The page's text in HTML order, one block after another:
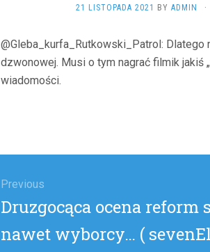
21 LISTOPADA 2021 BY ADMIN ·
@Gleba_kurfa_Rutkowski_Patrol:
dzwonowej. Musi o tym nagrać filmik jakiś
wiadomości.
Previous
Previous
Druzgocąca ocena
nawet wyborcy… (